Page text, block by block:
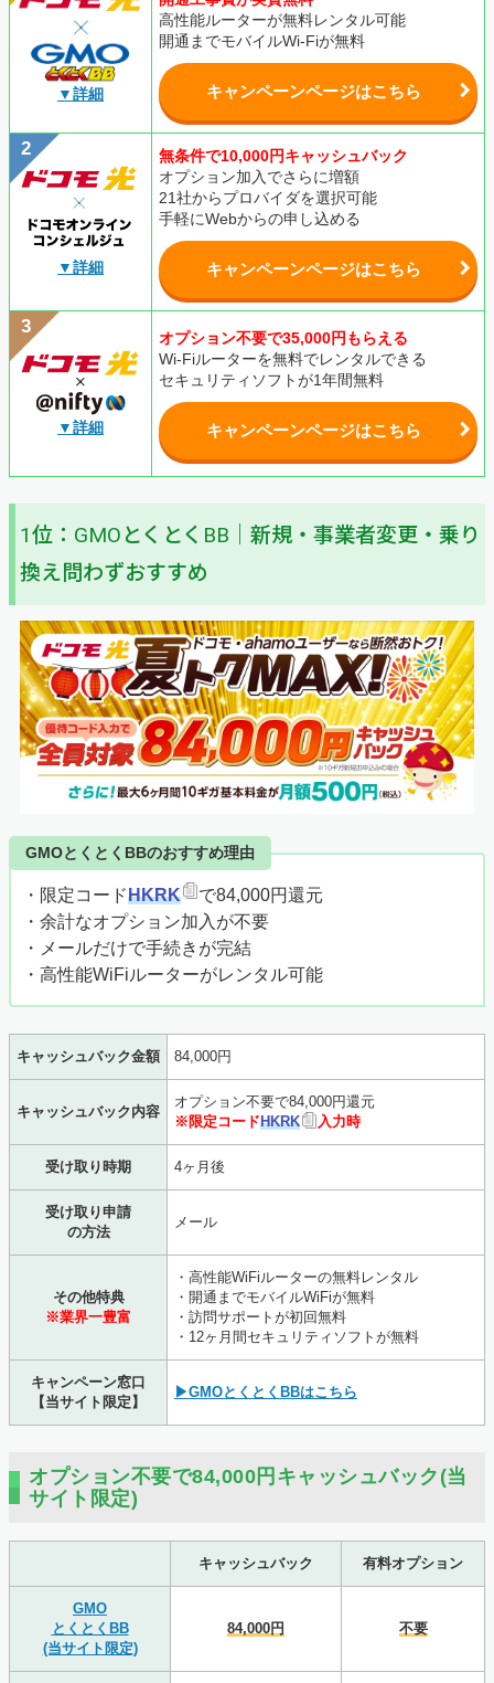
▼詳細
高性能ルーターが無料レンタル可能
開通までモバイルWi-Fiが無料
キャンペーンページはこちら
▼詳細
無条件で10,000円キャッシュバック
オプション加入でさらに増額
21社からプロバイダを選択可能
手軽にWebからの申し込める
キャンペーンページはこちら
▼詳細
オプション不要で35,000円もらえる
Wi-Fiルーターを無料でレンタルできる
セキュリティソフトが1年間無料
キャンペーンページはこちら
1位：GMOとくとくBB｜新規・事業者変更・乗り
換え問わずおすすめ
GMOとくとくBBのおすすめ理由
・限定コードHKRK
で84,000円還元
・余計なオプション加入が不要
・メールだけで手続きが完結
・高性能WiFiルーターがレンタル可能
キャッシュバック金額 84,000円
キャッシュバック内容
オプション不要で84,000円還元
※限定コードHKRK 入力時
受け取り時期 4ヶ月後
受け取り申請
の方法
メール
その他特典
※業界一豊富
・高性能WiFiルーターの無料レンタル
・開通までモバイルWiFiが無料
・訪問サポートが初回無料
・12ヶ月間セキュリティソフトが無料
キャンペーン窓口
【当サイト限定】
▶GMOとくとくBBはこちら
オプション不要で84,000円キャッシュバック(当
サイト限定)
キャッシュバック 有料オプション
GMO
とくとくBB
(当サイト限定)
84,000円 不要